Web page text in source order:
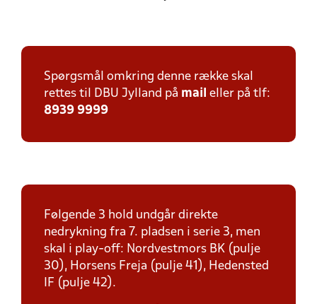
Spørgsmål omkring denne række skal
rettes til DBU Jylland på mail eller på tlf:
8939 9999
Følgende 3 hold undgår direkte
nedrykning fra 7. pladsen i serie 3, men
skal i play-off: Nordvestmors BK (pulje
30), Horsens Freja (pulje 41), Hedensted
IF (pulje 42).